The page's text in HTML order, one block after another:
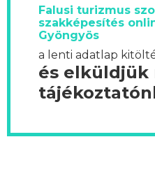
Falusi turizmus
szakképesítés
Gyöngyös
a lenti adatlap
és elküldjük